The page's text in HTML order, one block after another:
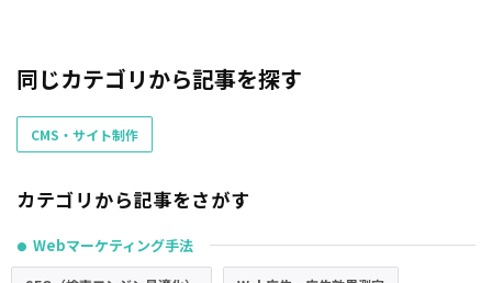
同じカテゴリから記事を探す
CMS・サイト制作
カテゴリから記事をさがす
● Webマーケティング手法